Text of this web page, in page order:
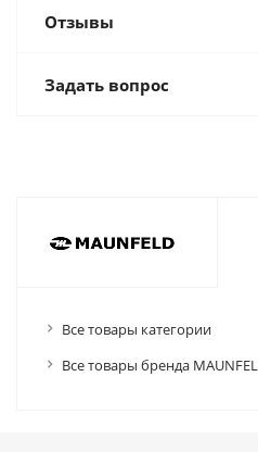
Отзывы
Задать вопрос
Все товары категории
Все товары бренда